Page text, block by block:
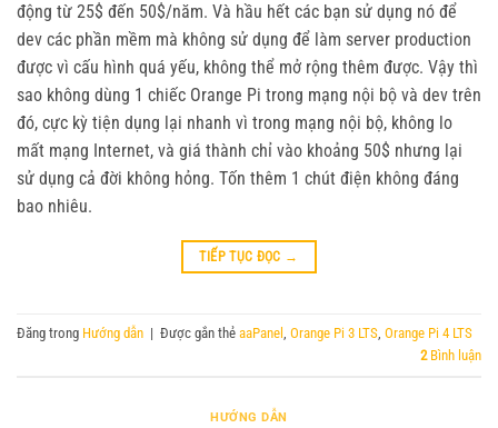
động từ 25$ đến 50$/năm. Và hầu hết các bạn sử dụng nó để
dev các phần mềm mà không sử dụng để làm server production
được vì cấu hình quá yếu, không thể mở rộng thêm được. Vậy thì
sao không dùng 1 chiếc Orange Pi trong mạng nội bộ và dev trên
đó, cực kỳ tiện dụng lại nhanh vì trong mạng nội bộ, không lo
mất mạng Internet, và giá thành chỉ vào khoảng 50$ nhưng lại
sử dụng cả đời không hỏng. Tốn thêm 1 chút điện không đáng
bao nhiêu.
TIẾP TỤC ĐỌC →
Đăng trong Hướng dẫn | Được gắn thẻ aaPanel Orange Pi 3 LTS Orange Pi 4 LTS
2Bình luận
HƯỚNG DẪN